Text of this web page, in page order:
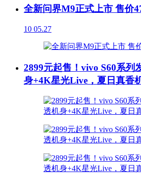
全新问界M9正式上市 售价
10 05.27
2899元起售！vivo S60系列
身+4K星光Live，夏日真香